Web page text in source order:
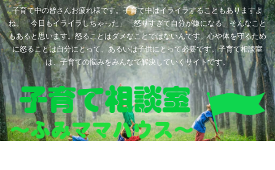
子育て中の皆さんお疲れ様です。子育て中はイライラすることもありますよ
ね。「今日もイライラしちゃった」「怒りすぎて自分が嫌になる」そんなこと
もあると思います。怒ることはダメなことではないんです。心や体を守るため
に怒ることは自分にとって、あるいは子供にとって必要です。子育て相談室
は、子育ての悩みをみんなで解決していくサイトです。